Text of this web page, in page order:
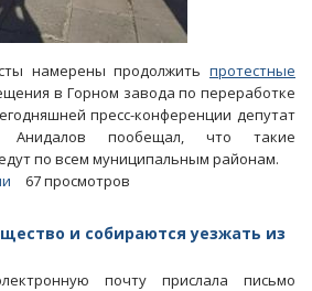
намерены продолжить протестные
в Горном завода по переработке
пресс-конференции депутат
Анидалов пообещал, что такие
по всем муниципальным районам.
67 просмотров
и собираются уезжать из
почту прислала письмо